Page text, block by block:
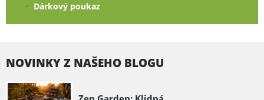
Dárkový poukaz
NOVINKY Z NAŠEHO BLOGU